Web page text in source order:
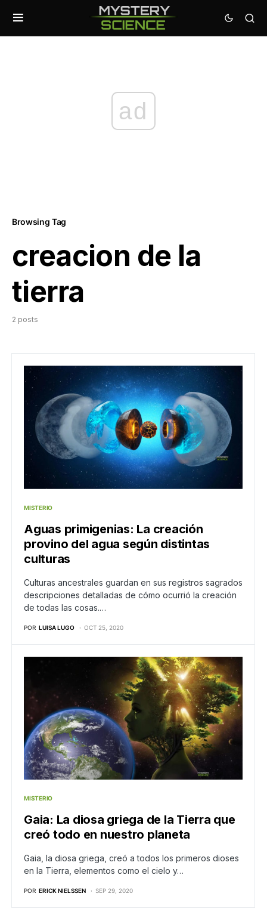
ad
Browsing Tag
creacion de la
tierra
2 posts
MISTERIO
Aguas primigenias: La creación
provino del agua según distintas
culturas
Culturas ancestrales guardan en sus registros sagrados
descripciones detalladas de cómo ocurrió la creación
de todas las cosas.…
POR LUISA LUGO OCT 25, 2020
MISTERIO
Gaia: La diosa griega de la Tierra que
creó todo en nuestro planeta
Gaia, la diosa griega, creó a todos los primeros dioses
en la Tierra, elementos como el cielo y…
POR ERICK NIELSSEN SEP 29, 2020